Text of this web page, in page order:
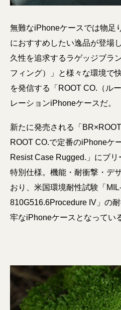
無難なiPhoneケースでは物足
におすすめしたい逸品が登場
久性を追求するラゲッジブラ
フィング）」と様々な環境で
を発信する「ROOT CO.（ル
レーションiPhoneケースだ。
新たに発売される「
ROOT CO.で定番のiPhoneケ
Resist Case Rugged.」にブ
特別仕様。機能・耐衝撃・デ
おり、米国環境耐性試験「
810G516.6Procedure IV」の
牢なiPhoneケースとなってい